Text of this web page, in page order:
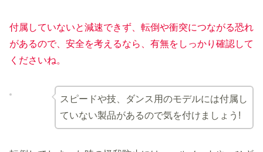
付属していないと減速できず、転倒や衝突につながる恐れ
があるので、安全を考えるなら、有無をしっかり確認して
くださいね。
スピードや技、ダンス用のモデルには付属し
ていない製品があるので気を付けましょう!